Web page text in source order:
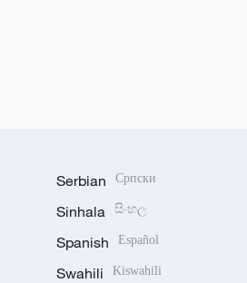
Serbian Српски
Sinhala සිංහල
Spanish Español
Swahili Kiswahili